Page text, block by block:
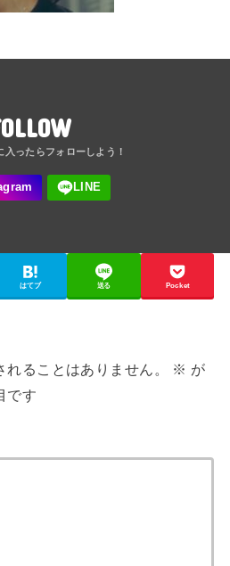
はてブ 送る Pocket
ることはありません。 ※ が
です